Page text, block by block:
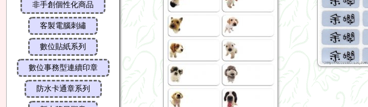
非手創個性化商品
客製電腦刺繡
數位貼紙系列
數位事務型連續印章
防水卡通章系列